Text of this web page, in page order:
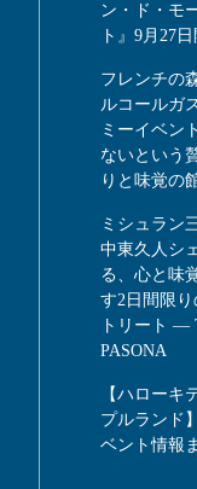
ン・ド・モ
ト』9月27
フレンチの
ルコールガ
ミーイベン
ないという
りと味覚の
ミシュラン
中東久人シ
る、心と味
す2日間限り
トリート ―
PASONA
【ハローキ
プルランド
ベント情報